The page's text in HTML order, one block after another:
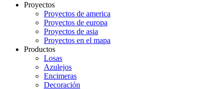
Proyectos
Proyectos de america
Proyectos de europa
Proyectos de asia
Proyectos en el mapa
Productos
Losas
Azulejos
Encimeras
Decoración